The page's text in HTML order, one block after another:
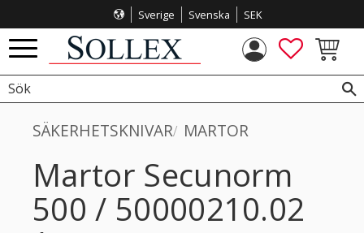
Meny
Sverige Svenska SEK
FAVORITER
SÄKERHETSKNIVAR MARTOR
Martor Secunorm
500 / 50000210.02